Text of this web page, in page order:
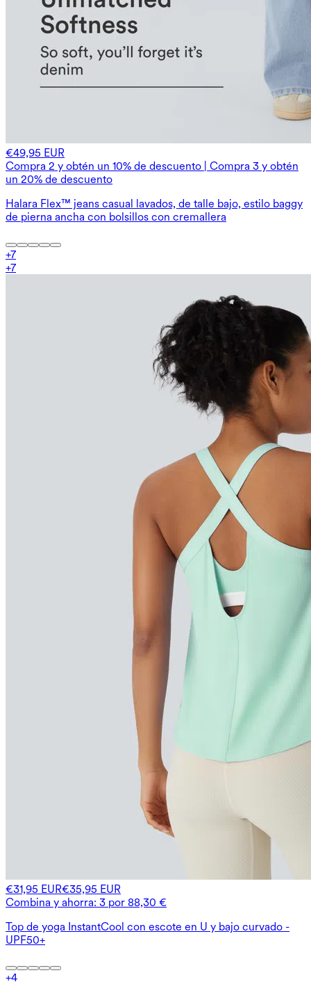
€49,95 EUR
Compra 2 y obtén un 10% de descuento | Compra 3 y obtén
un 20% de descuento
Halara Flex™ jeans casual lavados, de talle bajo, estilo baggy
de pierna ancha con bolsillos con cremallera
+7
+7
€31,95 EUR€35,95 EUR
Combina y ahorra: 3 por 88,30 €
Top de yoga InstantCool con escote en U y bajo curvado -
UPF50+
+4